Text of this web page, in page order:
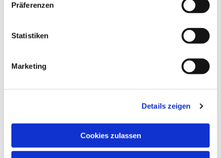
Präferenzen
Statistiken
Marketing
Details zeigen
Cookies zulassen